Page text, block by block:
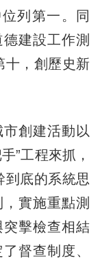
列第一。同
建設工作測
十，創歷史新
創建活動以
”工程來抓，
到底的系統思
實施重點測
擊檢查相結
督查制度、